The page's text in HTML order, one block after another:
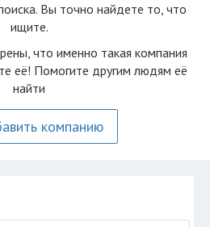
Вы точно найдете то, что
ищите.
что именно такая компания
её! Помогите другим людям её
найти
компанию